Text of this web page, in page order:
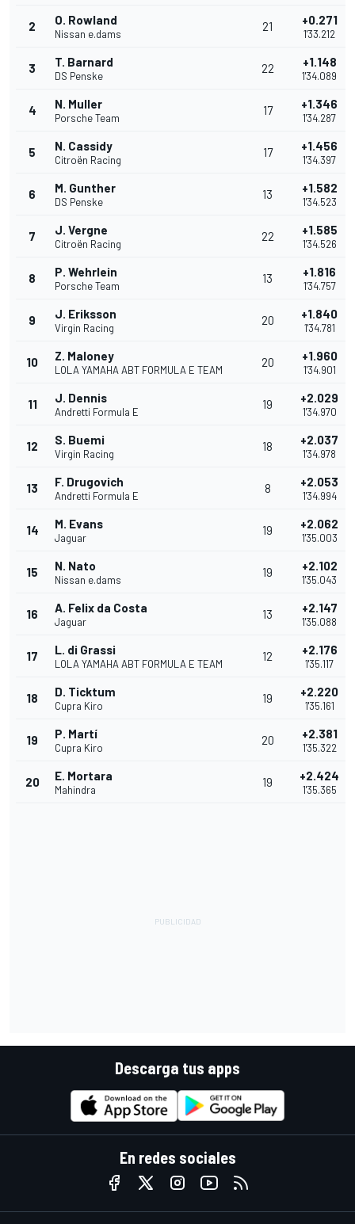
2 O. Rowland
Nissan e.dams
21 +0.271
1'33.212
3 T. Barnard
DS Penske
22 +1.148
1'34.089
4 N. Muller
Porsche Team
17 +1.346
1'34.287
5 N. Cassidy
Citroën Racing
17 +1.456
1'34.397
6 M. Gunther
DS Penske
13 +1.582
1'34.523
7 J. Vergne
Citroën Racing
22 +1.585
1'34.526
8 P. Wehrlein
Porsche Team
13 +1.816
1'34.757
9 J. Eriksson
Virgin Racing
20 +1.840
1'34.781
10 Z. Maloney
LOLA YAMAHA ABT FORMULA E TEAM
20 +1.960
1'34.901
11 J. Dennis
Andretti Formula E
19 +2.029
1'34.970
12 S. Buemi
Virgin Racing
18 +2.037
1'34.978
13 F. Drugovich
Andretti Formula E
8 +2.053
1'34.994
14 M. Evans
Jaguar
19 +2.062
1'35.003
15 N. Nato
Nissan e.dams
19 +2.102
1'35.043
16 A. Felix da Costa
Jaguar
13 +2.147
1'35.088
17 L. di Grassi
LOLA YAMAHA ABT FORMULA E TEAM
12 +2.176
1'35.117
18 D. Ticktum
Cupra Kiro
19 +2.220
1'35.161
19 P. Martí
Cupra Kiro
20 +2.381
1'35.322
20 E. Mortara
Mahindra
19 +2.424
1'35.365
Descarga tus apps
En redes sociales